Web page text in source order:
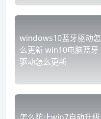
windows10蓝牙驱动怎
么更新 win10电脑蓝牙
驱动怎么更新